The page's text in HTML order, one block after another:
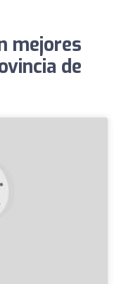
mejores
de